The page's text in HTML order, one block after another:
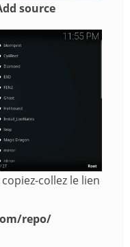
source
collez le lien
repo/